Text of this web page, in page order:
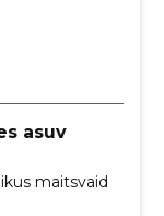
asuv
maitsvaid